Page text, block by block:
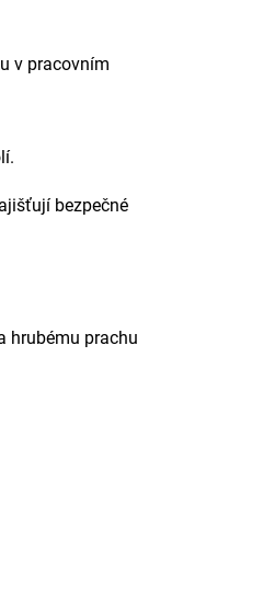
v pracovním
bezpečné
hrubému prachu